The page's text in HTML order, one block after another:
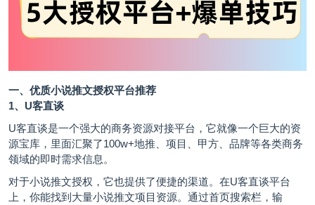
一、优质小说推文授权平台推荐
1、U客直谈
U客直谈是一个强大的商务资源对接平台，它就像一个巨大的资
源宝库，里面汇聚了100w+地推、项目、甲方、品牌等各类商务
领域的即时需求信息。
对于小说推文授权，它也提供了便捷的渠道。在U客直谈平台
上，你能找到大量小说推文项目资源。通过首页搜索栏，输